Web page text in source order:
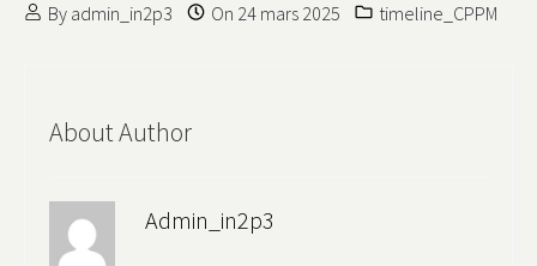
By admin_in2p3 On 24 mars 2025 timeline_CPPM
About Author
Admin_in2p3